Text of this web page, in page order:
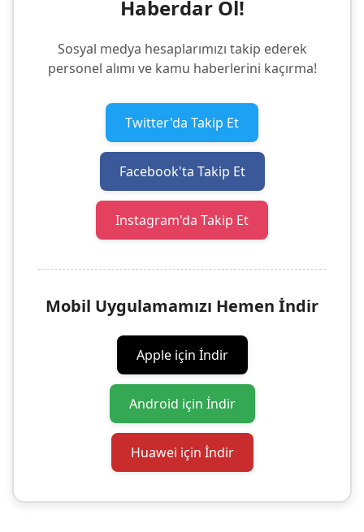
Haberdar Ol!
Sosyal medya hesaplarımızı takip ederek
personel alımı ve kamu haberlerini kaçırma!
Twitter'da Takip Et
Facebook'ta Takip Et
Instagram'da Takip Et
Mobil Uygulamamızı Hemen İndir
Apple için İndir
Android için İndir
Huawei için İndir